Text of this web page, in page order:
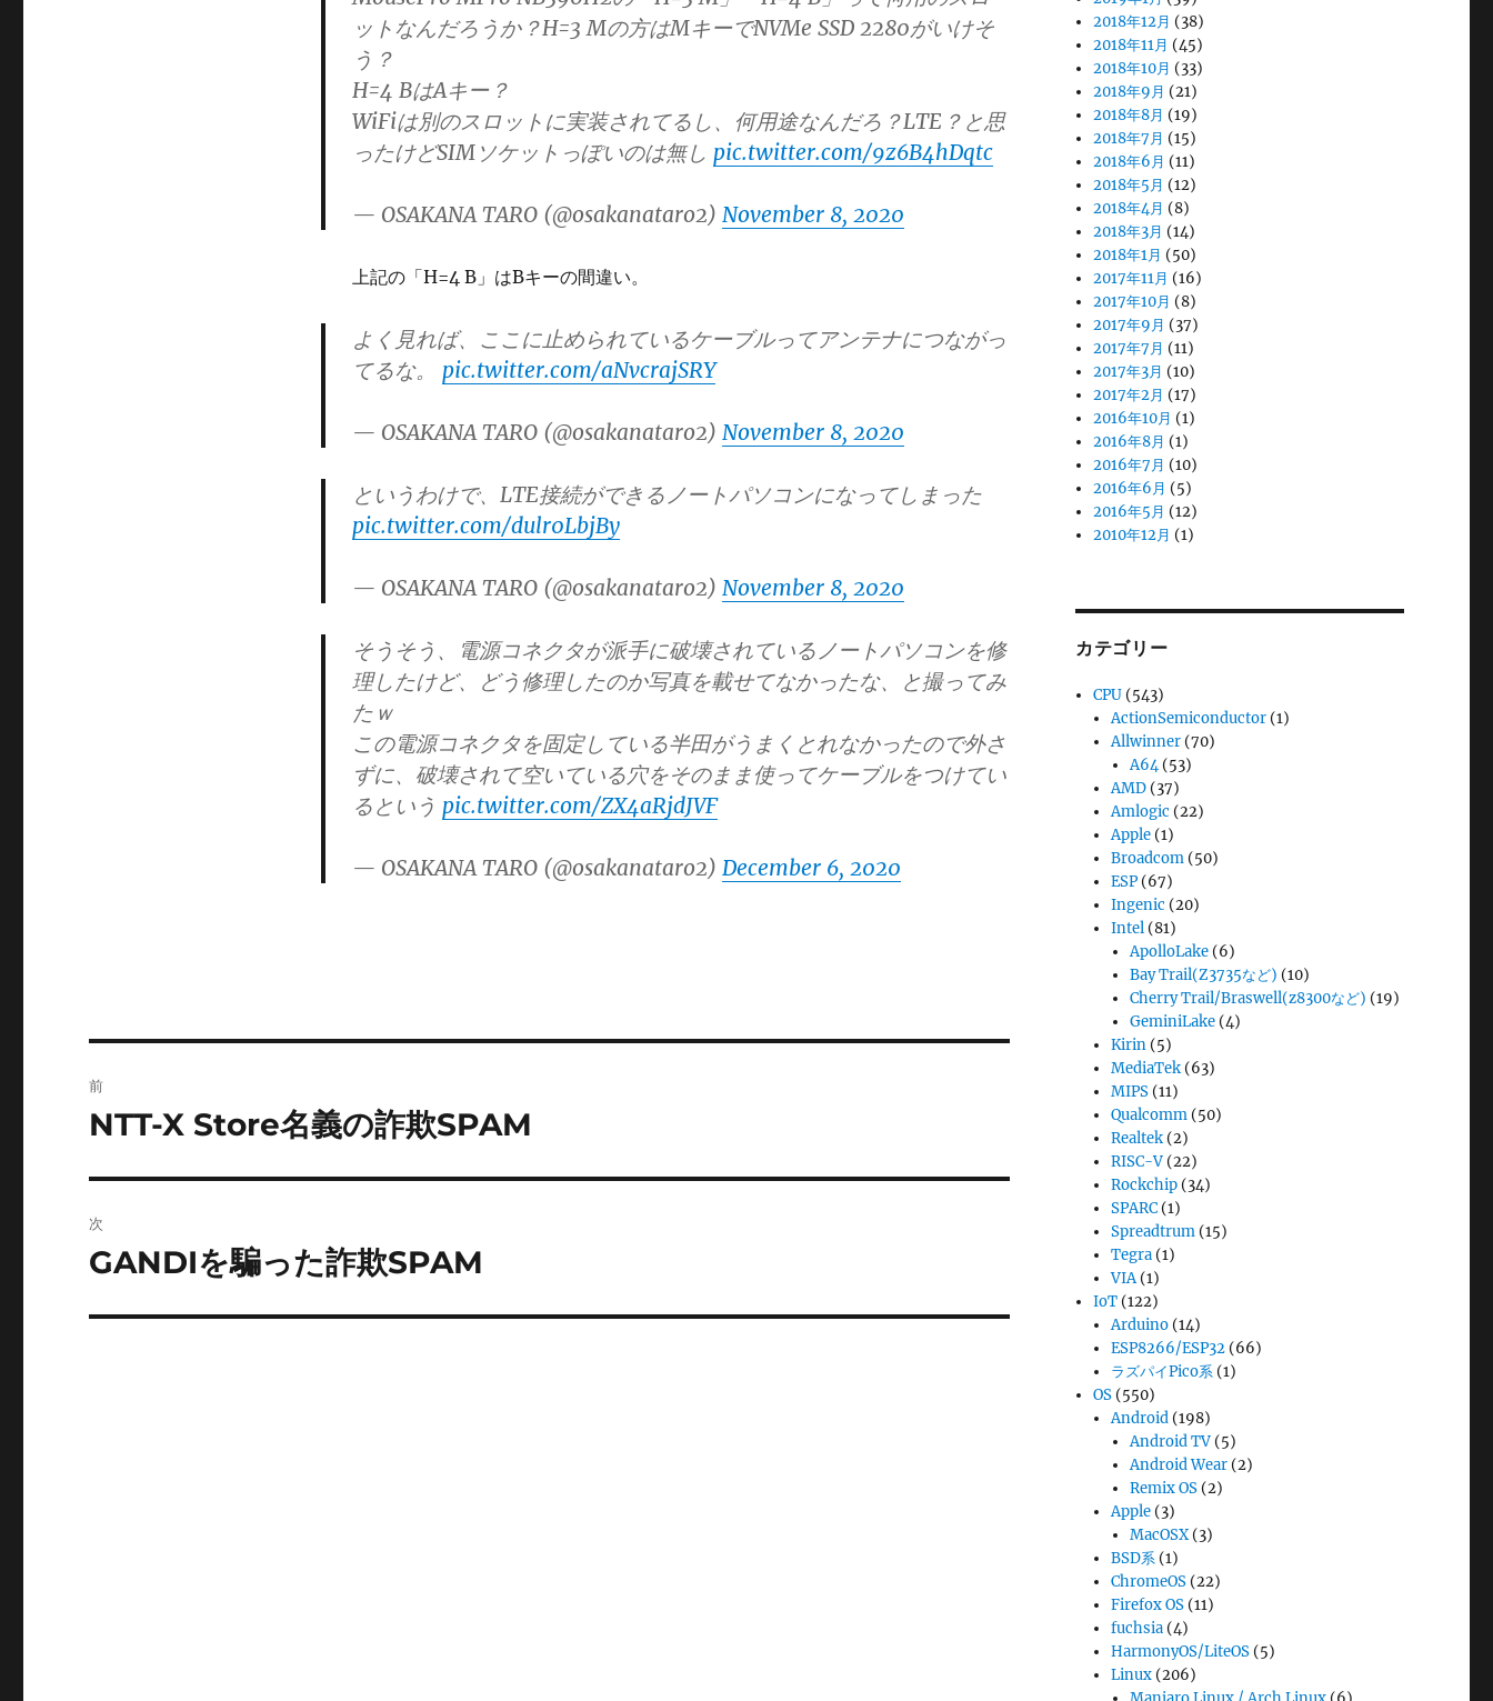
ットなんだろうか？H=3 Mの方はMキーでNVMe SSD 2280がいけそ
う？
H=4 BはAキー？
WiFiは別のスロットに実装されてるし、何用途なんだろ？LTE？と思
ったけどSIMソケットっぽいのは無し pic.twitter.com/9z6B4hDqtc
— OSAKANA TARO (@osakanataro2) November 8, 2020
上記の「H=4 B」はBキーの間違い。
よく見れば、ここに止められているケーブルってアンテナにつながっ
てるな。 pic.twitter.com/aNvcrajSRY
— OSAKANA TARO (@osakanataro2) November 8, 2020
というわけで、LTE接続ができるノートパソコンになってしまった
pic.twitter.com/dulr0LbjBy
— OSAKANA TARO (@osakanataro2) November 8, 2020
そうそう、電源コネクタが派手に破壊されているノートパソコンを修
理したけど、どう修理したのか写真を載せてなかったな、と撮ってみ
たｗ
この電源コネクタを固定している半田がうまくとれなかったので外さ
ずに、破壊されて空いている穴をそのまま使ってケーブルをつけてい
るという pic.twitter.com/ZX4aRjdJVF
— OSAKANA TARO (@osakanataro2) December 6, 2020
稿
ゲ
前
前
投
稿:
NTT-X Store名義の詐欺SPAM
次
次
投
GANDIを騙った詐欺SPAM
2018年12月 (38)
2018年11月 (45)
2018年10月 (33)
2018年9月 (21)
2018年8月 (19)
2018年7月 (15)
2018年6月 (11)
2018年5月 (12)
2018年4月 (8)
2018年3月 (14)
2018年1月 (50)
2017年11月 (16)
2017年10月 (8)
2017年9月 (37)
2017年7月 (11)
2017年3月 (10)
2017年2月 (17)
2016年10月 (1)
2016年8月 (1)
2016年7月 (10)
2016年6月 (5)
2016年5月 (12)
2010年12月 (1)
カテゴリー
CPU (543)
ActionSemiconductor (1)
Allwinner (70)
A64(53)
AMD (37)
Amlogic (22)
Apple (1)
Broadcom (50)
ESP (67)
Ingenic (20)
Intel (81)
ApolloLake(6)
Bay Trail(Z3735など) (10)
Cherry Trail/Braswell(z8300など) (19)
GeminiLake(4)
Kirin (5)
MediaTek (63)
MIPS (11)
Qualcomm (50)
Realtek (2)
RISC-V (22)
Rockchip (34)
SPARC (1)
Spreadtrum (15)
Tegra (1)
VIA(1)
IoT (122)
Arduino (14)
ESP8266/ESP32 (66)
ラズパイPico系 (1)
OS (550)
Android (198)
Android TV(5)
Android Wear(2)
Remix OS(2)
Apple (3)
MacOSX(3)
BSD系 (1)
ChromeOS (22)
Firefox OS (11)
fuchsia (4)
HarmonyOS/LiteOS (5)
Linux (206)